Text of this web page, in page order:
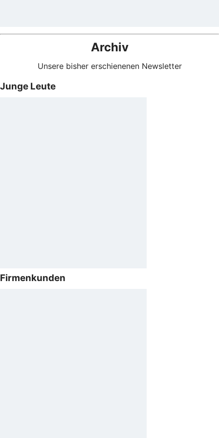
Archiv
Unsere bisher erschienenen Newsletter
Junge Leute
Firmenkunden